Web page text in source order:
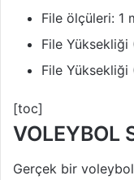
File ölçüleri: 1
File
File Yüksekliği
[toc]
VOLEYBOL
Gerçek bir